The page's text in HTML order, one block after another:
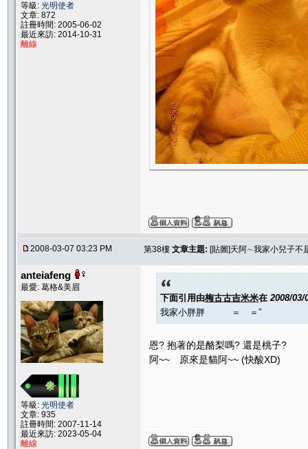
等級: 光明使者
文章: 872
註冊時間: 2005-06-02
最近來訪: 2014-10-31
離線
2008-03-07 03:23 PM 第38樓 文章主題: [貼圖]天阿∼我家小兒子不
anteiafeng
最愛: 葛格&美眉
等級: 光明使者
文章: 935
註冊時間: 2007-11-14
最近來訪: 2023-05-04
離線
下面引用由梅古古吉米米在 2008/03/
我家小胖胖 ＝ ＝”
恩? 抱著的是酪梨嗎? 還是桃子?
阿~~ 原來是貓阿~~ (快酸XD)